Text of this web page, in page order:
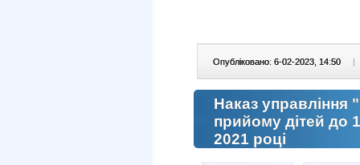
Опубліковано: 6-02-2023, 14:50 |
Наказ управління
прийому дітей до
2021 році